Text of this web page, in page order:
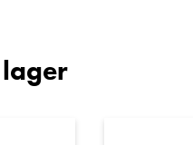
bilen – perfekt for